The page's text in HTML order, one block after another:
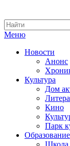
Меню
Новости
Анонс
Культура
Дом
Кино
Парк
Образование
Школа